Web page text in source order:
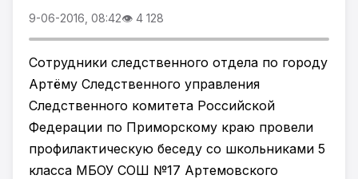
9-06-2016, 08:42👁 4 128
Сотрудники следственного отдела по городу
Артёму Следственного управления
Следственного комитета Российской
Федерации по Приморскому краю провели
профилактическую беседу со школьниками 5
класса МБОУ СОШ №17 Артемовского